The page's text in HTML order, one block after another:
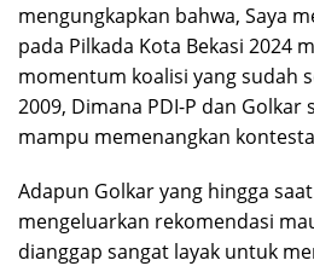
mengungkapkan bahwa, Saya
pada Pilkada Kota Bekasi 2024
momentum koalisi yang sudah
2009, Dimana PDI-P dan
mampu memenangkan
Adapun Golkar yang hingga
mengeluarkan rekomendasi
dianggap sangat layak untuk